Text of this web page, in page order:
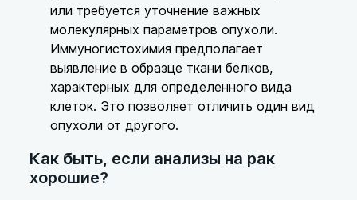
или требуется уточнение важных
молекулярных параметров опухоли.
Иммуногистохимия предполагает
выявление в образце ткани белков,
характерных для определенного вида
клеток. Это позволяет отличить один вид
опухоли от другого.
Как быть, если анализы на рак
хорошие?